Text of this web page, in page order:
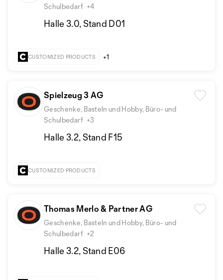
Schulbedarf +4
Halle 3.0, Stand D01
CUSTOMIZED PRODUCTS +1
Spielzeug 3 AG
Geschenke, Basteln und Hobby, Büro- und
Schulbedarf +3
Halle 3.2, Stand F15
CUSTOMIZED PRODUCTS
Thomas Merlo & Partner AG
Geschenke, Basteln und Hobby, Büro- und
Schulbedarf +2
Halle 3.2, Stand E06